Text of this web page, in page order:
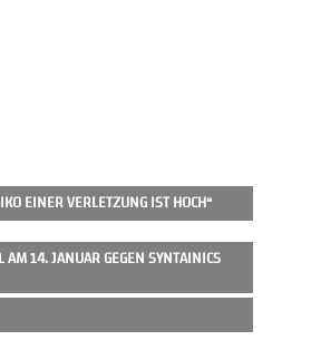
EINER VERLETZUNG IST HOCH“
AM 14. JANUAR GEGEN SYNTAINICS